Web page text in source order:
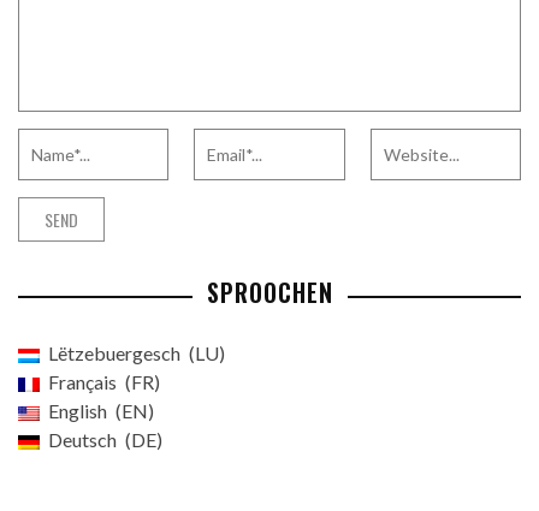
SPROOCHEN
Lëtzebuergesch
LU
Français
FR
English
EN
Deutsch
DE